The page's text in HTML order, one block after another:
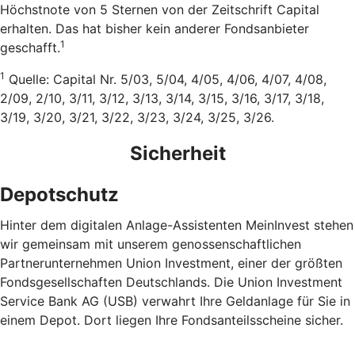
Höchstnote von 5 Sternen von der Zeitschrift Capital
erhalten. Das hat bisher kein anderer Fondsanbieter
geschafft.1
1 Quelle: Capital Nr. 5/03, 5/04, 4/05, 4/06, 4/07, 4/08,
2/09, 2/10, 3/11, 3/12, 3/13, 3/14, 3/15, 3/16, 3/17, 3/18,
3/19, 3/20, 3/21, 3/22, 3/23, 3/24, 3/25, 3/26.
Sicherheit
Depotschutz
Hinter dem digitalen Anlage-Assistenten MeinInvest stehen
wir gemeinsam mit unserem genossenschaftlichen
Partnerunternehmen Union Investment, einer der größten
Fondsgesellschaften Deutschlands. Die Union Investment
Service Bank AG (USB) verwahrt Ihre Geldanlage für Sie in
einem Depot. Dort liegen Ihre Fondsanteilsscheine sicher.